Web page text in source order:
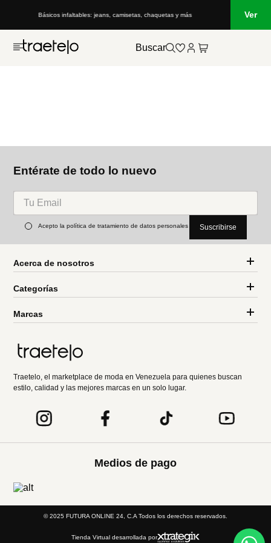
Básicos infaltables: jeans, camisetas, chaquetas y más Ver
Buscar
Entérate de todo lo nuevo
Acepto la política de tratamiento de datos personales Suscribirse
Acerca de nosotros
Categorías
Marcas
Traetelo, el marketplace de moda en Venezuela para quienes buscan
estilo, calidad y las mejores marcas en un solo lugar.
Medios de pago
© 2025 FUTURA ONLINE 24, C.A Todos los derechos reservados.
Tienda Virtual desarrollada por